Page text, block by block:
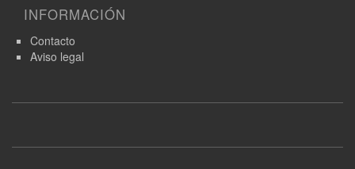
INFORMACIÓN
Contacto
Aviso legal